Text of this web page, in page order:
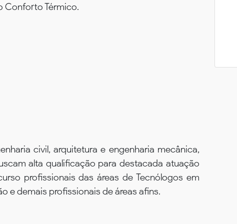
Conforto Térmico.
civil, arquitetura e engenharia mecânica,
alta qualificação para destacada atuação
profissionais das áreas de Tecnólogos em
e demais profissionais de áreas afins.